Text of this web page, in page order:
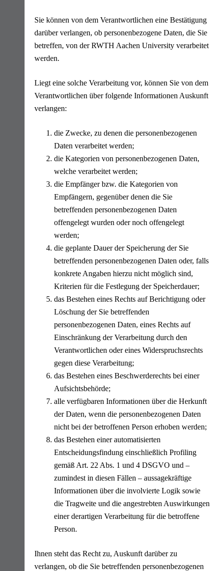
Sie können von dem Verantwortlichen eine Bestätigung
darüber verlangen, ob personenbezogene Daten, die Sie
betreffen, von der RWTH Aachen University verarbeitet
werden.
Liegt eine solche Verarbeitung vor, können Sie von dem
Verantwortlichen über folgende Informationen Auskunft
verlangen:
die Zwecke, zu denen die personenbezogenen
Daten verarbeitet werden;
die Kategorien von personenbezogenen Daten,
welche verarbeitet werden;
die Empfänger bzw. die Kategorien von
Empfängern, gegenüber denen die Sie
betreffenden personenbezogenen Daten
offengelegt wurden oder noch offengelegt
werden;
die geplante Dauer der Speicherung der Sie
betreffenden personenbezogenen Daten oder, falls
konkrete Angaben hierzu nicht möglich sind,
Kriterien für die Festlegung der Speicherdauer;
das Bestehen eines Rechts auf Berichtigung oder
Löschung der Sie betreffenden
personenbezogenen Daten, eines Rechts auf
Einschränkung der Verarbeitung durch den
Verantwortlichen oder eines Widerspruchsrechts
gegen diese Verarbeitung;
das Bestehen eines Beschwerderechts bei einer
Aufsichtsbehörde;
alle verfügbaren Informationen über die Herkunft
der Daten, wenn die personenbezogenen Daten
nicht bei der betroffenen Person erhoben werden;
das Bestehen einer automatisierten
Entscheidungsfindung einschließlich Profiling
gemäß Art. 22 Abs. 1 und 4 DSGVO und –
zumindest in diesen Fällen – aussagekräftige
Informationen über die involvierte Logik sowie
die Tragweite und die angestrebten Auswirkungen
einer derartigen Verarbeitung für die betroffene
Person.
Ihnen steht das Recht zu, Auskunft darüber zu
verlangen, ob die Sie betreffenden personenbezogenen